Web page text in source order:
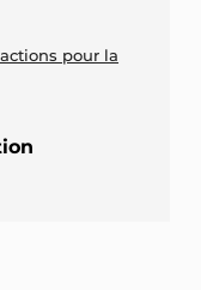
pour la